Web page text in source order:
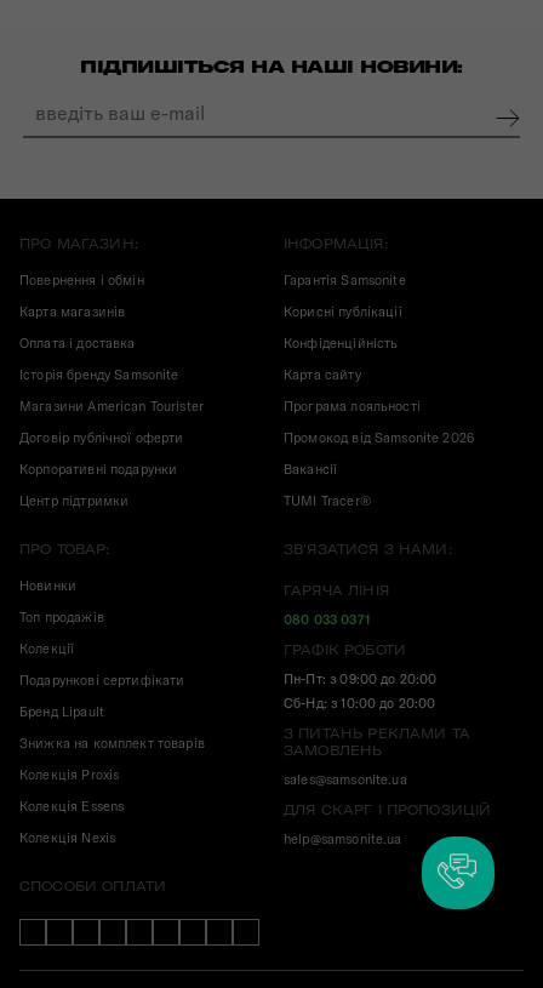
ПІДПИШІТЬСЯ НА НАШІ НОВИНИ:
ПРО МАГАЗИН:
Повернення і обмін
Карта магазинів
Оплата і доставка
Історія бренду Samsonite
Магазини American Tourister
Договір публічної оферти
Корпоративні подарунки
Центр підтримки
ІНФОРМАЦІЯ:
Гарантія Samsonite
Корисні публікації
Конфіденційність
Карта сайту
Програма лояльності
Промокод від Samsonite 2026
Вакансії
TUMI Tracer®
ПРО ТОВАР:
Новинки
Топ продажів
Колекції
Подарункові сертифікати
Бренд Lipault
Знижка на комплект товарів
Колекція Proxis
Колекція Essens
Колекція Nexis
ЗВ'ЯЗАТИСЯ З НАМИ:
ГАРЯЧА ЛІНІЯ
080 033 0371
ГРАФІК РОБОТИ
Пн-Пт: з 09:00 до 20:00
Сб-Нд: з 10:00 до 20:00
З ПИТАНЬ РЕКЛАМИ ТА
ЗАМОВЛЕНЬ
sales@samsonite.ua
ДЛЯ СКАРГ І ПРОПОЗИЦІЙ
help@samsonite.ua
СПОСОБИ ОПЛАТИ